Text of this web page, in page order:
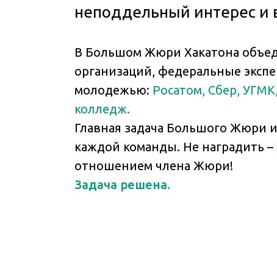
неподдельный интерес и
В Большом Жюри Хакатона
организаций, федеральные
молодежью: Росатом, Сбер,
колледж.
Главная задача Большого Жюри
каждой команды. Не наградить
отношением члена Жюри!
Задача решена.